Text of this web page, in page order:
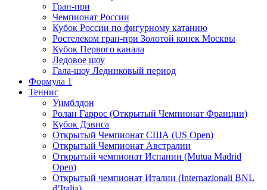
Гран-при
Чемпионат России
Кубок России по фигурному катанию
Ростелеком гран-при Золотой конек Москвы
Кубок Первого канала
Ледовое шоу
Гала-шоу Ледниковый период
Формула 1
Теннис
Уимблдон
Ролан Гаррос (Открытый Чемпионат Франции)
Кубок Дэвиса
Открытый Чемпионат США (US Open)
Открытый Чемпионат Австралии
Открытый чемпионат Испании (Mutua Madrid
Open)
Открытый чемпионат Италии (Internazionali BNL